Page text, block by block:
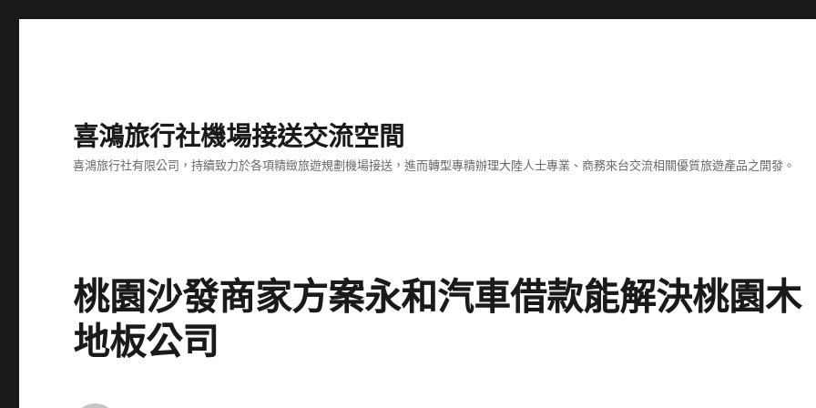
喜鴻旅行社機場接送交流空間
喜鴻旅行社有限公司，持續致力於各項精緻旅遊規劃機場接送，進而轉型專精辦理大陸人士專業、商務來台交流相關優質旅遊產品之開發。
桃園沙發商家方案永和汽車借款能解決桃園木
地板公司